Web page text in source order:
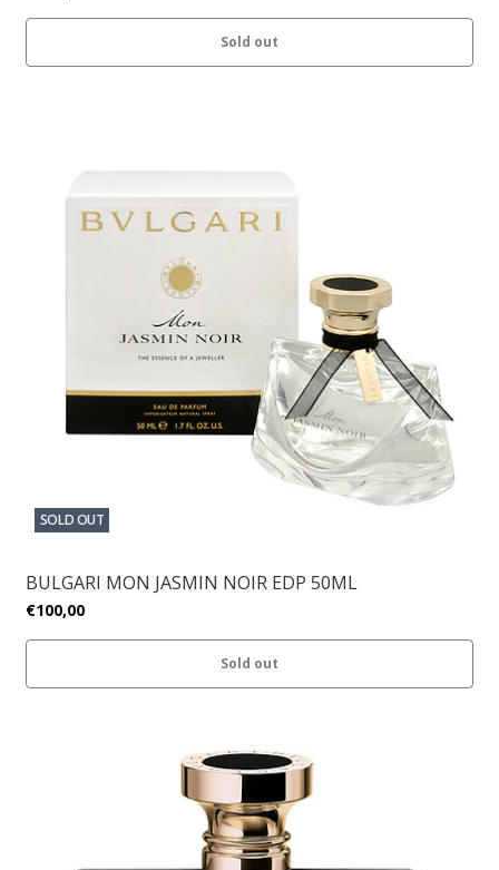
Sold out
SOLD OUT
BULGARI MON JASMIN NOIR EDP 50ML
€100,00
Sold out